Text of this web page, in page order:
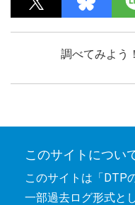
調べてみよう
このサイトについ
このサイトは「DTP
一部過去ログ形式と